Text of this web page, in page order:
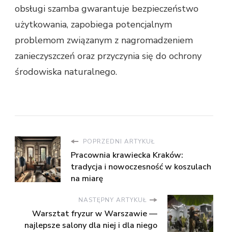
obsługi szamba gwarantuje bezpieczeństwo
użytkowania, zapobiega potencjalnym
problemom związanym z nagromadzeniem
zanieczyszczeń oraz przyczynia się do ochrony
środowiska naturalnego.
POPRZEDNI ARTYKUŁ
Pracownia krawiecka Kraków:
tradycja i nowoczesność w koszulach
na miarę
NASTĘPNY ARTYKUŁ
Warsztat fryzur w Warszawie —
najlepsze salony dla niej i dla niego